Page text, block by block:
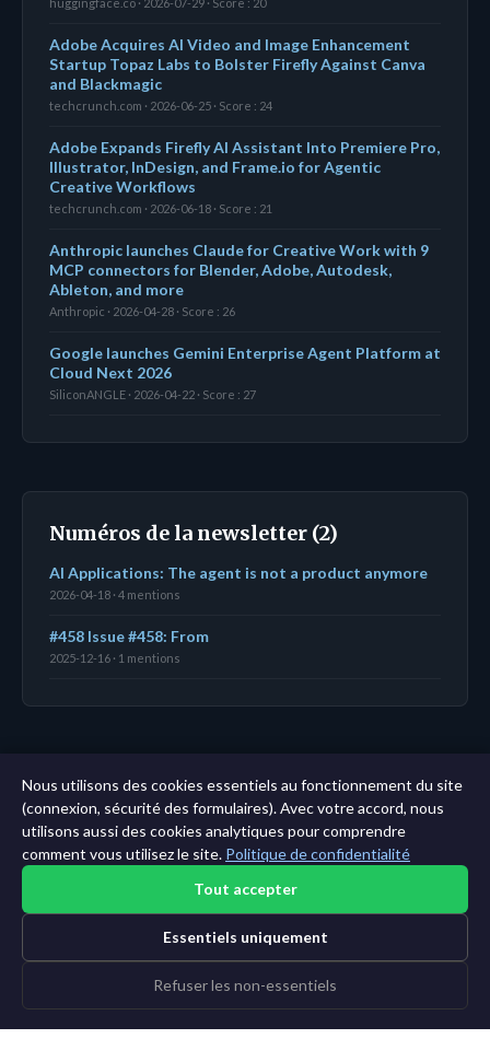
Adobe Acquires AI Video and Image Enhancement
Startup Topaz Labs to Bolster Firefly Against Canva
and Blackmagic
techcrunch.com · 2026-06-25 · Score : 24
Adobe Expands Firefly AI Assistant Into Premiere Pro,
Illustrator, InDesign, and Frame.io for Agentic
Creative Workflows
techcrunch.com · 2026-06-18 · Score : 21
Anthropic launches Claude for Creative Work with 9
MCP connectors for Blender, Adobe, Autodesk,
Ableton, and more
Anthropic · 2026-04-28 · Score : 26
Google launches Gemini Enterprise Agent Platform at
Cloud Next 2026
SiliconANGLE · 2026-04-22 · Score : 27
Numéros de la newsletter (2)
AI Applications: The agent is not a product anymore
2026-04-18 · 4 mentions
#458 Issue #458: From
2025-12-16 · 1 mentions
← Tableau de bord| Toutes les entités|Analyse sur
11 ans →
Nous utilisons des cookies essentiels au fonctionnement du site
(connexion, sécurité des formulaires). Avec votre accord, nous
utilisons aussi des cookies analytiques pour comprendre
comment vous utilisez le site. Politique de confidentialité
Tout accepter
Essentiels uniquement
Refuser les non-essentiels